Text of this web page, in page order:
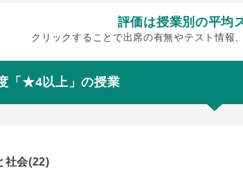
評価は授業別の平均
クリックすることで出席の有無やテスト情報
「★4以上」の授業
社会(22)